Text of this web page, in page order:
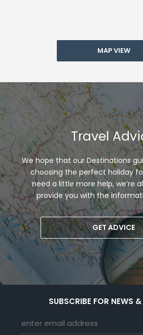
MAP VIEW
Travel
We hope that our Destinations
choosing the perfect holiday
need a little more help, we’re
provide you with the
GET ADVICE
SUBSCRIBE FOR NEWS